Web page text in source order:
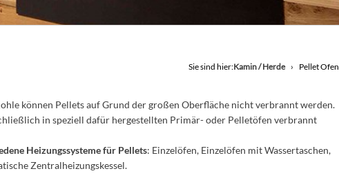
Sie sind hier:Kamin / Herde Pellet Ofen
können Pellets auf Grund der großen Oberfläche nicht verbrannt werden.
in speziell dafür hergestellten Primär- oder Pelletöfen verbrannt
Heizungssysteme für Pellets: Einzelöfen, Einzelöfen mit Wassertaschen,
Zentralheizungskessel.